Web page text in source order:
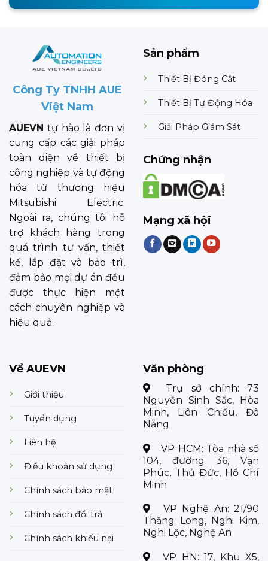
Công Ty TNHH AUE
Việt Nam
AUEVN tự hào là đơn vị
cung cấp các giải pháp
toàn diện về thiết bị
công nghiệp và tự động
hóa từ thương hiệu
Mitsubishi Electric.
Ngoài ra, chúng tôi hỗ
trợ khách hàng trong
quá trình tư vấn, thiết
kế, lắp đặt và bảo trì,
đảm bảo mọi dự án đều
được thực hiện một
cách chuyên nghiệp và
hiệu quả.
Sản phẩm
Thiết Bị Đóng Cắt
Thiết Bị Tự Động Hóa
Giải Pháp Giám Sát
Chứng nhận
Mạng xã hội
Về AUEVN
Giới thiệu
Tuyển dụng
Liên hệ
Điều khoản sử dụng
Chính sách bảo mật
Chính sách đổi trả
Chính sách khiếu nại
Văn phòng
Trụ sở chính: 73
Nguyễn Sinh Sắc, Hòa
Minh, Liên Chiểu, Đà
Nẵng
VP HCM: Tòa nhà số
104, đường 36, Vạn
Phúc, Thủ Đức, Hồ Chí
Minh
VP Nghệ An: 21/90
Thăng Long, Nghi Kim,
Nghi Lộc, Nghệ An
VP HN:17, Khu X5,